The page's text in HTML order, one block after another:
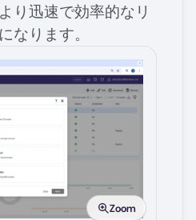
り迅速で効率的なリ
なります。
Zoom